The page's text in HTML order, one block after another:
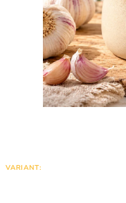
VARIANT: